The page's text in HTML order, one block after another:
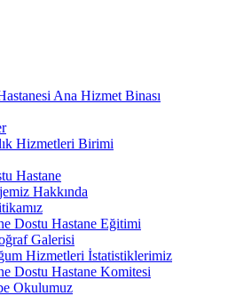
Ana Hizmet Binası
Hizmetleri Birimi
Hastane
Hakkında
Dostu Hastane Eğitimi
Galerisi
Hizmetleri İstatistiklerimiz
Dostu Hastane Komitesi
Okulumuz